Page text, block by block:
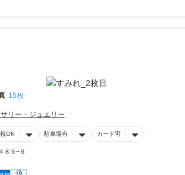
15枚
リー・ジュエリー
OK 駐車場有 カード可
８９−６